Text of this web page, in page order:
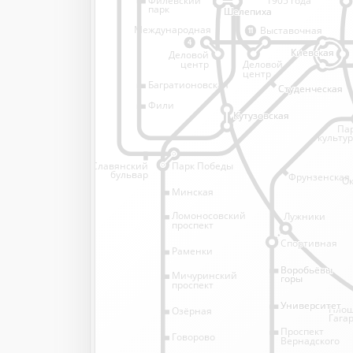
4
11
Лужники
Деловой
центр
Шелепиха
Шелепиха
Минская
Ломоносовский
проспект
Раменки
Парк Победы
парк
Багратионовская
Фили
Международная
Спортивная
Спортивная
Фрунзенская
Славянский
бульвар
Выставочная
Проспект
Вернадского
Деловой
центр
Киевская
Киевская
Студенческая
Студенческая
Кутузовская
Кутузовская
Воробьёвы
горы
Воробьёвы
горы
Университет
Университет
Говорово
Озёрная
Мичуринский
проспект